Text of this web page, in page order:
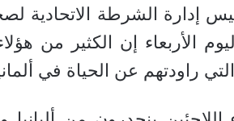
إدارة الشرطة الاتحادية
الأربعاء إن الكثير من
راودتهم عن الحياة في